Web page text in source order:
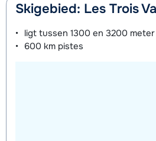
Skigebied: Les Trois
ligt tussen 1300 en 3200 meter
600 km pistes